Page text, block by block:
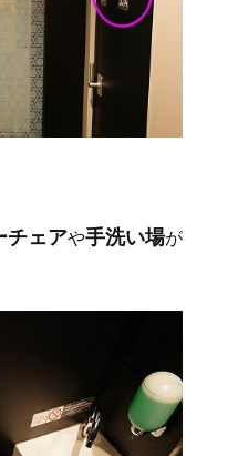
チェアや手洗い場が